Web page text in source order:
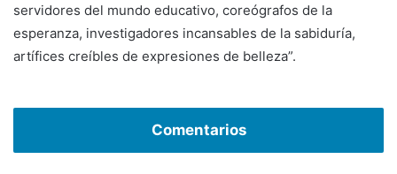
servidores del mundo educativo, coreógrafos de la
esperanza, investigadores incansables de la sabiduría,
artífices creíbles de expresiones de belleza”.
Comentarios